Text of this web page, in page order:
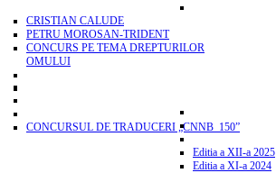
CRISTIAN CALUDE
PETRU MOROSAN-TRIDENT
CONCURS PE TEMA DREPTURILOR
OMULUI
CONCURSUL DE TRADUCERI „CNNB_150”
Editia a XII-a 2025
Editia a XI-a 2024